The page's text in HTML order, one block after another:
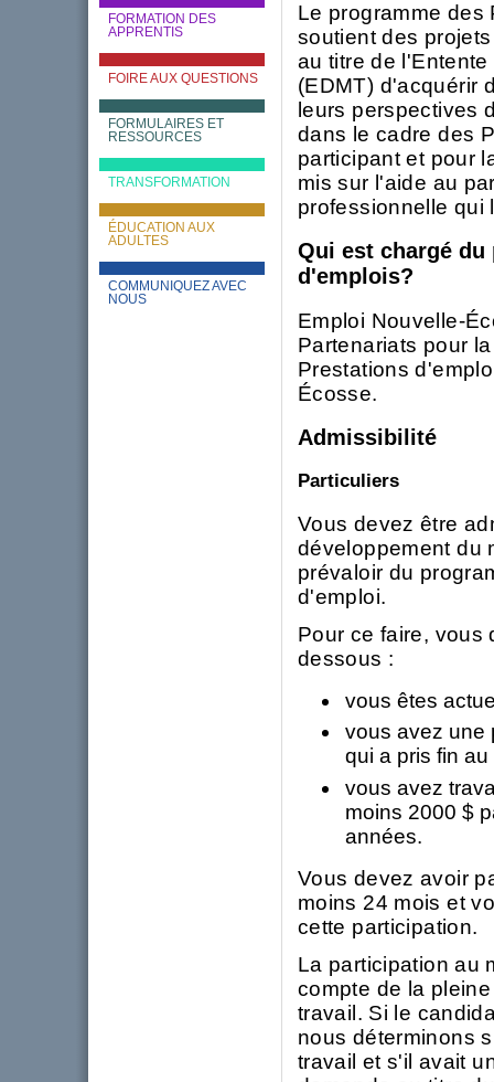
FORMATION DES
APPRENTIS
FOIRE AUX QUESTIONS
FORMULAIRES ET
RESSOURCES
TRANSFORMATION
ÉDUCATION AUX
ADULTES
COMMUNIQUEZ AVEC
NOUS
Le programme des
soutient des
au titre de
(EDMT) d'acquérir
leurs perspectives
dans le cadre des
participant et pour
mis sur l'aide au
professionnelle qui
Qui est chargé
d'emplois?
Emploi Nouvelle-
Partenariats pour
Prestations
Écosse.
Admissibilité
Particuliers
Vous devez être
développement du
prévaloir du
d'emploi.
Pour ce faire, vous
dessous :
vous êtes
vous avez une
qui a pris fin
vous avez
moins 2000 $
années.
Vous devez avoir
moins 24 mois et
cette participation.
La participation au
compte de la
travail. Si le
nous déterminons
travail et s'il avait